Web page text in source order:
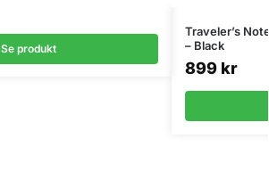
Se produkt
Traveler’s
– Black
899 kr